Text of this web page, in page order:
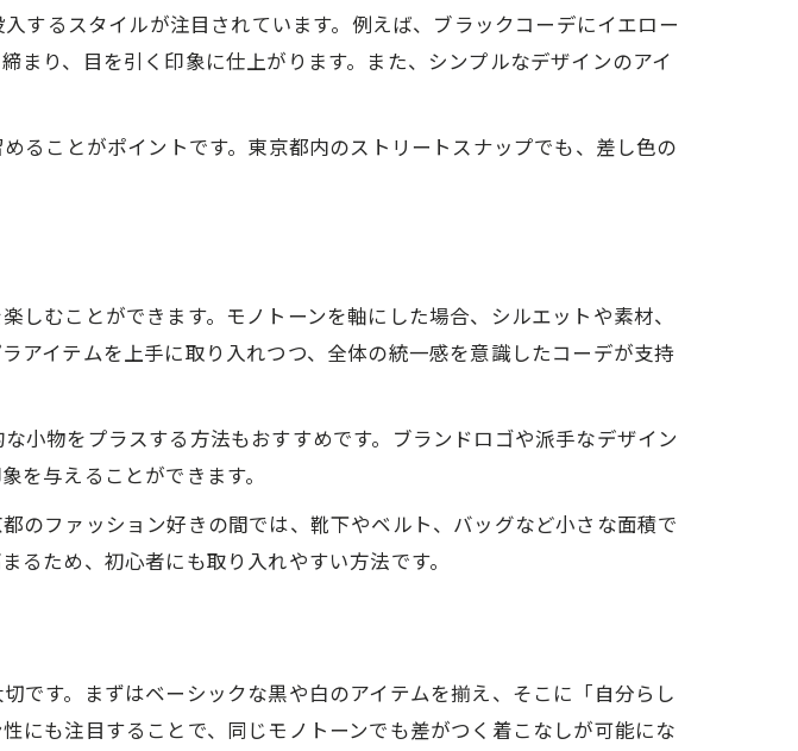
的コーデ術とは
ァッション
使いの極意
的コーデを格上げ
にアクセントを
アクセサリーの選び方
何か
れる効果的な位置
デの差し色を強調
れ方を徹底解説
性的コーデの実践例
するスタイルが注目されています。例えば、ブラックコーデにイエロー
り、目を引く印象に仕上がります。また、シンプルなデザインのアイ
ることがポイントです。東京都内のストリートスナップでも、差し色の
むことができます。モノトーンを軸にした場合、シルエットや素材、
アイテムを上手に取り入れつつ、全体の統一感を意識したコーデが支持
小物をプラスする方法もおすすめです。ブランドロゴや派手なデザイン
を与えることができます。
のファッション好きの間では、靴下やベルト、バッグなど小さな面積で
ため、初心者にも取り入れやすい方法です。
です。まずはベーシックな黒や白のアイテムを揃え、そこに「自分らし
にも注目することで、同じモノトーンでも差がつく着こなしが可能にな